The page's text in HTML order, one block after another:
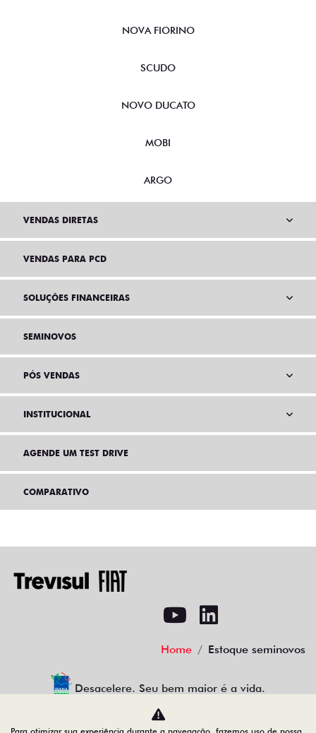
NOVA FIORINO
SCUDO
NOVO DUCATO
MOBI
ARGO
VENDAS DIRETAS
VENDAS PARA PCD
SOLUÇÕES FINANCEIRAS
SEMINOVOS
PÓS VENDAS
INSTITUCIONAL
AGENDE UM TEST DRIVE
COMPARATIVO
Home Estoque seminovos
Desacelere. Seu bem maior é a vida.